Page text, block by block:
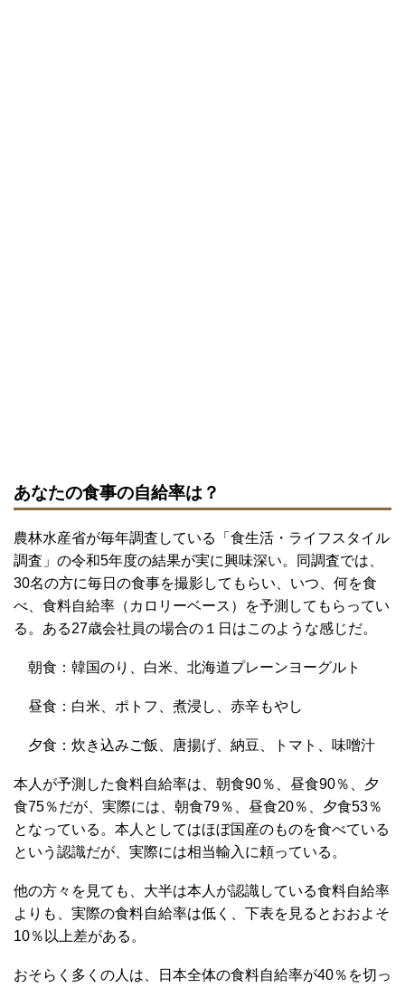
あなたの食事の自給率は？
農林水産省が毎年調査している「食生活・ライフスタイル
調査」の令和5年度の結果が実に興味深い。同調査では、
30名の方に毎日の食事を撮影してもらい、いつ、何を食
べ、食料自給率（カロリーベース）を予測してもらってい
る。ある27歳会社員の場合の１日はこのような感じだ。
朝食：韓国のり、白米、北海道プレーンヨーグルト
昼食：白米、ポトフ、煮浸し、赤辛もやし
夕食：炊き込みご飯、唐揚げ、納豆、トマト、味噌汁
本人が予測した食料自給率は、朝食90％、昼食90％、夕
食75％だが、実際には、朝食79％、昼食20％、夕食53％
となっている。本人としてはほぼ国産のものを食べている
という認識だが、実際には相当輸入に頼っている。
他の方々を見ても、大半は本人が認識している食料自給率
よりも、実際の食料自給率は低く、下表を見るとおおよそ
10％以上差がある。
おそらく多くの人は、日本全体の食料自給率が40％を切っ